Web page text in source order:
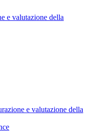
e valutazione della
e valutazione della